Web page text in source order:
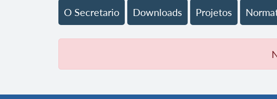
O Secretario Downloads Projetos